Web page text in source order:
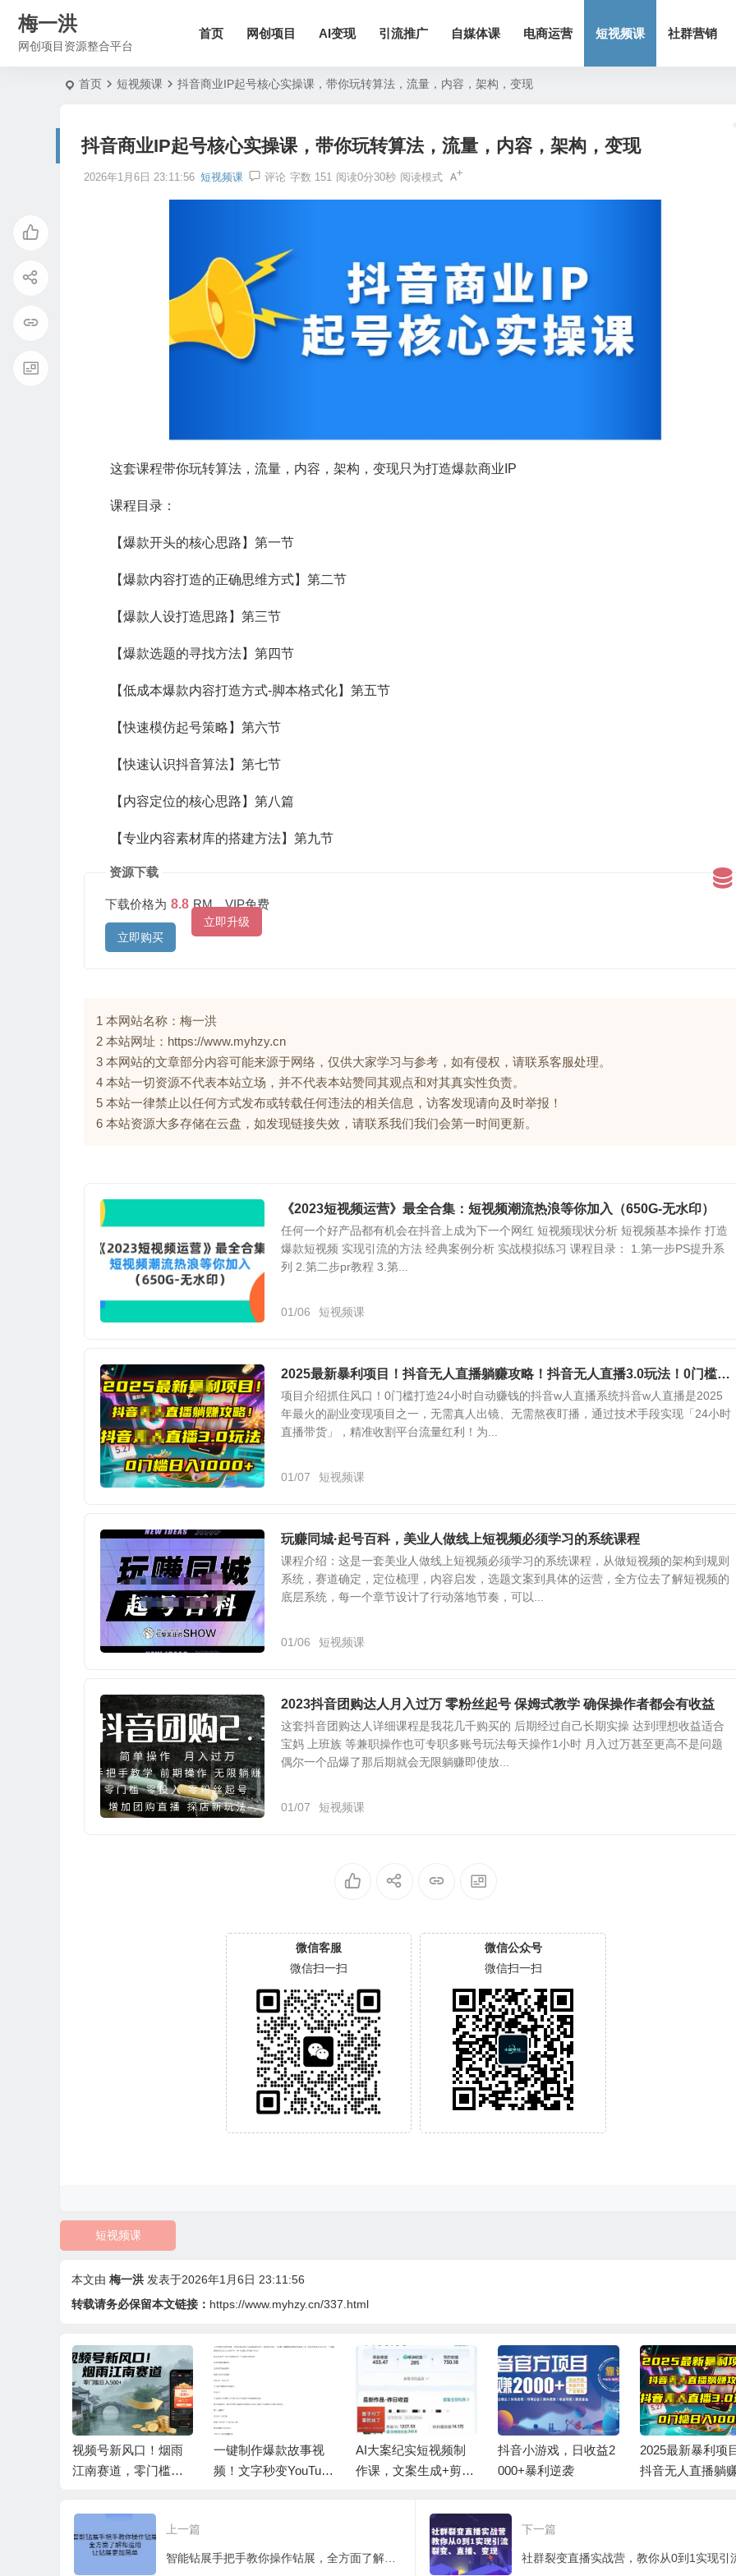
梅一洪
网创项目资源整合平台
首页 网创项目 AI变现 引流推广 自媒体课 电商运营 短视频课 社群营销
首页 短视频课 抖音商业IP起号核心实操课，带你玩转算法，流量，内容，架构，变现
抖音商业IP起号核心实操课，带你玩转算法，流量，内容，架构，变现
2026年1月6日 23:11:56 短视频课 评论 字数 151 阅读0分30秒 阅读模式
这套课程带你玩转算法，流量，内容，架构，变现只为打造爆款商业IP
课程目录：
【爆款开头的核心思路】第一节
【爆款内容打造的正确思维方式】第二节
【爆款人设打造思路】第三节
【爆款选题的寻找方法】第四节
【低成本爆款内容打造方式-脚本格式化】第五节
【快速模仿起号策略】第六节
【快速认识抖音算法】第七节
【内容定位的核心思路】第八篇
【专业内容素材库的搭建方法】第九节
资源下载
下载价格为 8.8 RM，VIP免费
立即升级
立即购买
1 本网站名称：梅一洪
2 本站网址：https://www.myhzy.cn
3 本网站的文章部分内容可能来源于网络，仅供大家学习与参考，如有侵权，请联系客服处理。
4 本站一切资源不代表本站立场，并不代表本站赞同其观点和对其真实性负责。
5 本站一律禁止以任何方式发布或转载任何违法的相关信息，访客发现请向及时举报！
6 本站资源大多存储在云盘，如发现链接失效，请联系我们我们会第一时间更新。
《2023短视频运营》最全合集：短视频潮流热浪等你加入（650G-无水印）
任何一个好产品都有机会在抖音上成为下一个网红 短视频现状分析 短视频基本操作 打造
爆款短视频 实现引流的方法 经典案例分析 实战模拟练习 课程目录： 1.第一步PS提升系
列 2.第二步pr教程 3.第...
01/06 短视频课
2025最新暴利项目！抖音无人直播躺赚攻略！抖音无人直播3.0玩法！0门槛…
项目介绍抓住风口！0门槛打造24小时自动赚钱的抖音w人直播系统抖音w人直播是2025
年最火的副业变现项目之一，无需真人出镜、无需熬夜盯播，通过技术手段实现「24小时
直播带货」，精准收割平台流量红利！为...
01/07 短视频课
玩赚同城·起号百科，美业人做线上短视频必须学习的系统课程
课程介绍：这是一套美业人做线上短视频必须学习的系统课程，从做短视频的架构到规则
系统，赛道确定，定位梳理，内容启发，选题文案到具体的运营，全方位去了解短视频的
底层系统，每一个章节设计了行动落地节奏，可以...
01/06 短视频课
2023抖音团购达人月入过万 零粉丝起号 保姆式教学 确保操作者都会有收益
这套抖音团购达人详细课程是我花几千购买的 后期经过自己长期实操 达到理想收益适合
宝妈 上班族 等兼职操作也可专职多账号玩法每天操作1小时 月入过万甚至更高不是问题
偶尔一个品爆了那后期就会无限躺赚即使放...
01/07 短视频课
微信客服
微信扫一扫
微信公众号
微信扫一扫
短视频课
本文由 梅一洪 发表于2026年1月6日 23:11:56
转载请务必保留本文链接： https://www.myhzy.cn/337.html
视频号新风口！烟雨
江南赛道，零门槛日
一键制作爆款故事视
频！文字秒变YouTube
AI大案纪实短视频制
作课，文案生成+剪辑
抖音小游戏，日收益2
000+暴利逆袭
2025最新暴利项
抖音无人直播躺
上一篇
智能钻展手把手教你操作钻展，全方面了解和运用，让钻展更加简单
下一篇